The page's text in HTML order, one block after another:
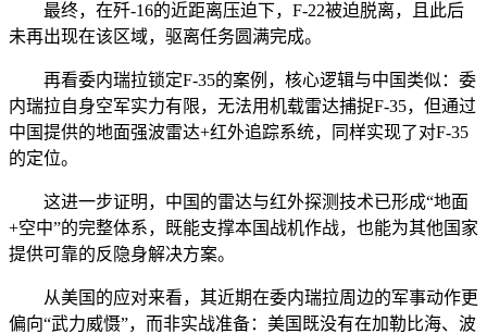
最终，在歼-16的近距离压迫下，F-22被迫脱离，且此后
未再出现在该区域，驱离任务圆满完成。
再看委内瑞拉锁定F-35的案例，核心逻辑与中国类似：委
内瑞拉自身空军实力有限，无法用机载雷达捕捉F-35，但通过
中国提供的地面强波雷达+红外追踪系统，同样实现了对F-35
的定位。
这进一步证明，中国的雷达与红外探测技术已形成“地面
+空中”的完整体系，既能支撑本国战机作战，也能为其他国家
提供可靠的反隐身解决方案。
从美国的应对来看，其近期在委内瑞拉周边的军事动作更
偏向“武力威慑”，而非实战准备：美国既没有在加勒比海、波